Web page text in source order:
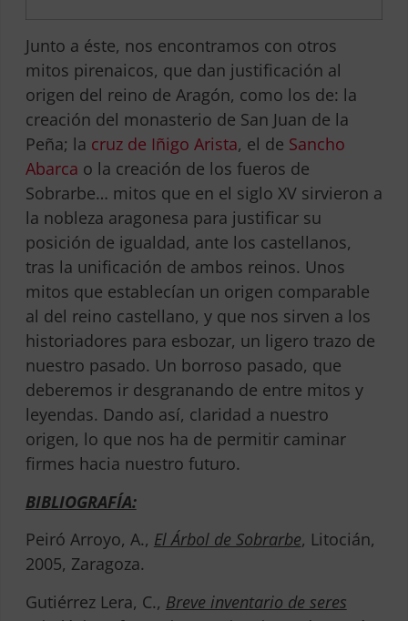
Junto a éste, nos encontramos con otros
mitos pirenaicos, que dan justificación al
origen del reino de Aragón, como los de: la
creación del monasterio de San Juan de la
Peña; la cruz de Iñigo Arista, el de Sancho
Abarca o la creación de los fueros de
Sobrarbe… mitos que en el siglo XV sirvieron a
la nobleza aragonesa para justificar su
posición de igualdad, ante los castellanos,
tras la unificación de ambos reinos. Unos
mitos que establecían un origen comparable
al del reino castellano, y que nos sirven a los
historiadores para esbozar, un ligero trazo de
nuestro pasado. Un borroso pasado, que
deberemos ir desgranando de entre mitos y
leyendas. Dando así, claridad a nuestro
origen, lo que nos ha de permitir caminar
firmes hacia nuestro futuro.
BIBLIOGRAFÍA:
Peiró Arroyo, A., El Árbol de Sobrarbe, Litocián,
2005, Zaragoza.
Gutiérrez Lera, C., Breve inventario de seres